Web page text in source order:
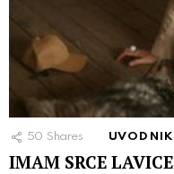
50 Shares UVODNIK
IMAM SRCE LAVICE